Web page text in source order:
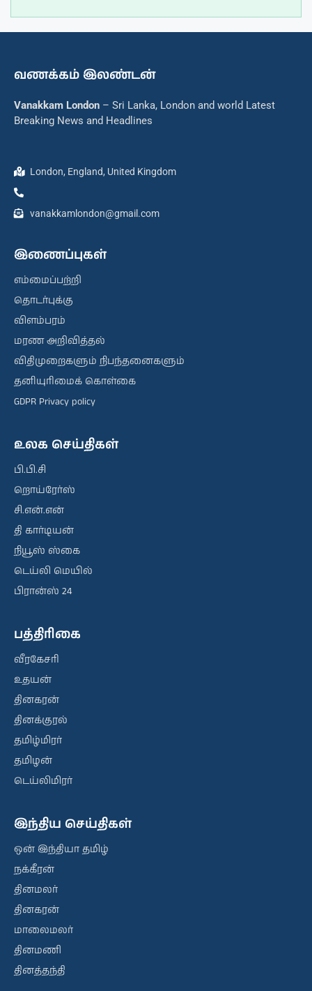
வணக்கம் இலண்டன்
Vanakkam London – Sri Lanka, London and world Latest
Breaking News and Headlines
London, England, United Kingdom
vanakkamlondon@gmail.com
இணைப்புகள்
எம்மைப்பற்றி
தொடர்புக்கு
விளம்பரம்
மரண அறிவித்தல்
விதிமுறைகளும் நிபந்தனைகளும்
தனியுரிமைக் கொள்கை
GDPR Privacy policy
உலக செய்திகள்
பி.பி.சி
றொய்ரேர்ஸ்
சி.என்.என்
தி கார்டியன்
நியூஸ் ஸ்கை
டெய்லி மெயில்
பிரான்ஸ் 24
பத்திரிகை
வீரகேசரி
உதயன்
தினகரன்
தினக்குரல்
தமிழ்மிரர்
தமிழன்
டெய்லிமிரர்
இந்திய செய்திகள்
ஒன் இந்தியா தமிழ்
நக்கீரன்
தினமலர்
தினகரன்
மாலைமலர்
தினமணி
தினத்தந்தி